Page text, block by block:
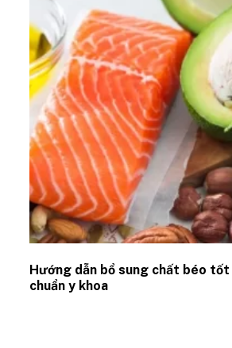
Hướng dẫn bổ sung chất béo tốt
chuẩn y khoa